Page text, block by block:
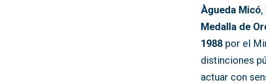
Àgueda Micó
Medalla de
1988 por el
distinciones
actuar con